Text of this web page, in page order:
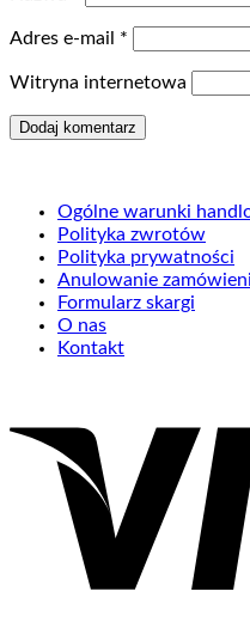
Adres e-mail *
Witryna internetowa
Ogólne warunki
Polityka zwrotów
Polityka prywatności
Anulowanie
Formularz skargi
O nas
Kontakt